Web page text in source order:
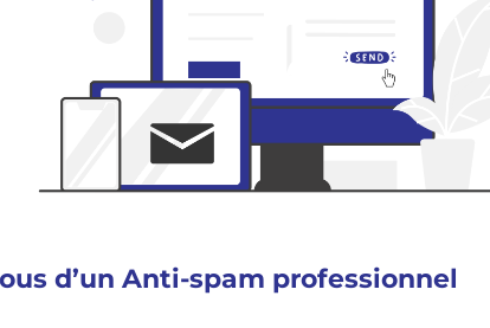
d’un Anti-spam professionnel